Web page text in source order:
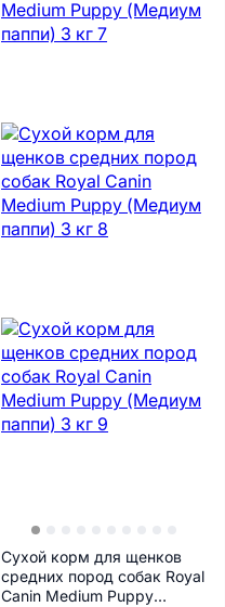
Сухой корм для щенков
средних пород собак Royal
Canin Medium Puppy